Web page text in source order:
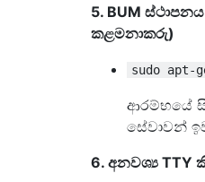
5. BUM
කළමනාකරු)
sudo apt-
ආරම්භයේ
සේවාවන්
6. අනවශ්‍ය